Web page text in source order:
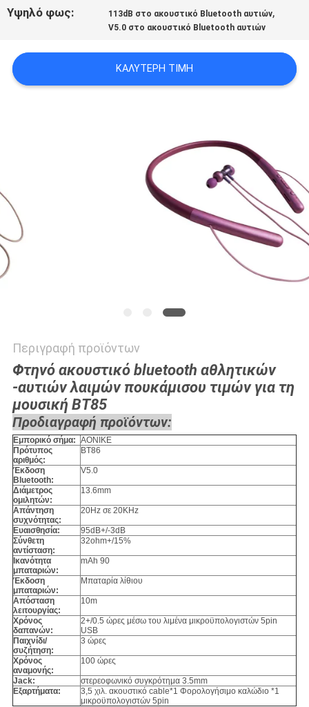
PRIVACY
Υψηλό φως: 113dB στο ακουστικό Bluetooth αυτιών,
V5.0 στο ακουστικό Bluetooth αυτιών
ΚΑΛΎΤΕΡΗ ΤΙΜΉ
Περιγραφή προϊόντων
Φτηνό ακουστικό bluetooth αθλητικών
-αυτιών λαιμών πουκάμισου τιμών για τη
μουσική BT85
Προδιαγραφή προϊόντων:
Εμπορικό σήμα: AONIKE
Πρότυπος
αριθμός:
BT86
Έκδοση
Bluetooth:
V5.0
Διάμετρος
ομιλητών:
13.6mm
Απάντηση
συχνότητας:
20Hz σε 20KHz
Ευαισθησία:
95dB+/-3dB
Σύνθετη
αντίσταση:
32ohm+/15%
Ικανότητα
μπαταριών:
mAh 90
Έκδοση
μπαταριών:
Μπαταρία λίθιου
Απόσταση
λειτουργίας:
10m
Χρόνος
δαπανών:
2+/0.5 ώρες μέσω του λιμένα μικροϋπολογιστών 5pin
USB
Παιχνίδι/
συζήτηση:
3 ώρες
Χρόνος
αναμονής:
100 ώρες
Jack:
στερεοφωνικό συγκρότημα 3.5mm
Εξαρτήματα:
3,5 χιλ. ακουστικό cable*1 Φορολογήσιμο καλώδιο *1
μικροϋπολογιστών 5pin